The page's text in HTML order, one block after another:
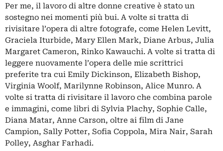
Per me, il lavoro di altre donne creative è stato un
sostegno nei momenti più bui. A volte si tratta di
rivisitare l’opera di altre fotografe, come Helen Levitt,
Graciela Iturbide, Mary Ellen Mark, Diane Arbus, Julia
Margaret Cameron, Rinko Kawauchi. A volte si tratta di
leggere nuovamente l’opera delle mie scrittrici
preferite tra cui Emily Dickinson, Elizabeth Bishop,
Virginia Woolf, Marilynne Robinson, Alice Munro. A
volte si tratta di rivisitare il lavoro che combina parole
e immagini, come libri di Sylvia Plachy, Sophie Calle,
Diana Matar, Anne Carson, oltre ai film di Jane
Campion, Sally Potter, Sofia Coppola, Mira Nair, Sarah
Polley, Asghar Farhadi.